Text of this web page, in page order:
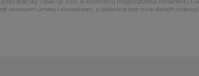
Blue Sky Travel sp. z o.o. w rozumieniu Rozporządzenia Parlamentu
zawarciem umowy i oświadczam, iż podanie przeze mnie danych